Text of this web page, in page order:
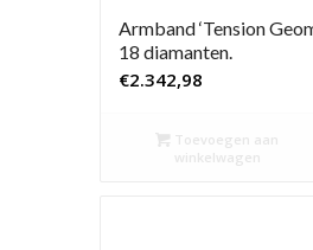
Armband ‘Tension
18 diamanten.
€2.342,98
Toevoegen aan
winkelwagen